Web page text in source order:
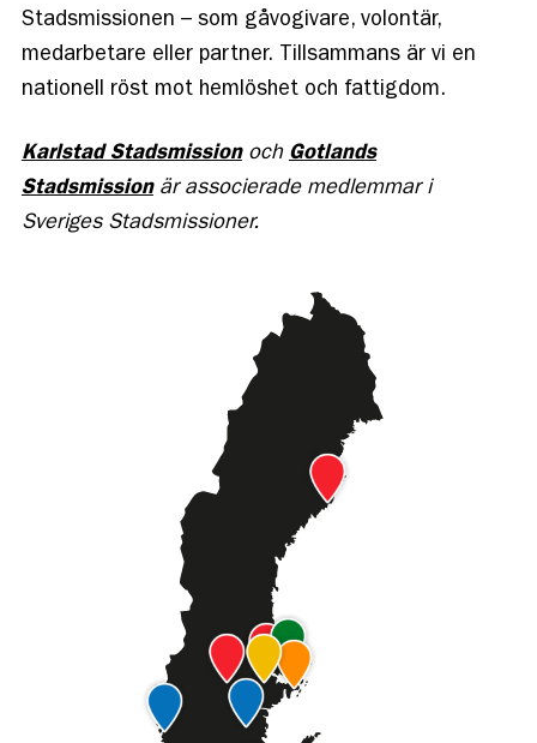
Stadsmissionen – som gåvogivare, volontär,
medarbetare eller partner. Tillsammans är vi en
nationell röst mot hemlöshet och fattigdom.
Karlstad Stadsmissionoch Gotlands
Stadsmissionär associerade medlemmar i
Sveriges Stadsmissioner.